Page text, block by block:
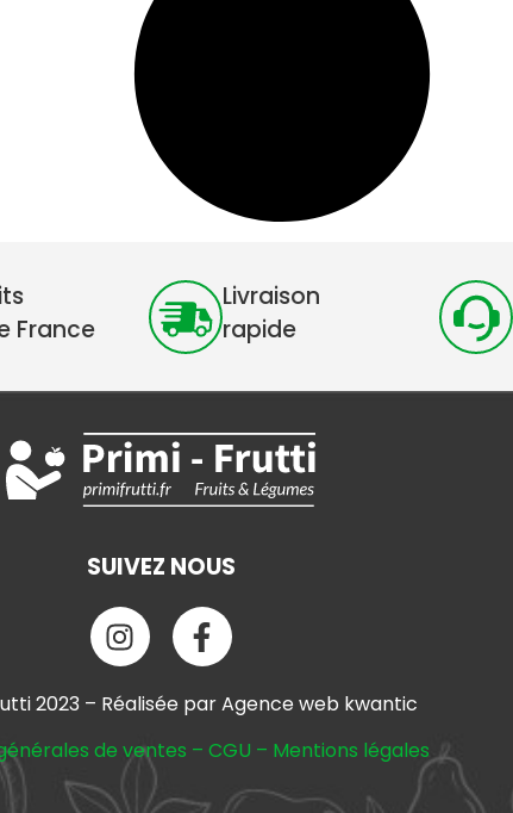
France
Livraison
rapide
SUIVEZ NOUS
2023 – Réalisée par Agence web kwantic
de ventes – CGU – Mentions légales